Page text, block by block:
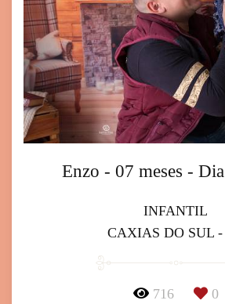
Enzo - 07 meses -
INFANTIL
CAXIAS DO SUL -
716 0